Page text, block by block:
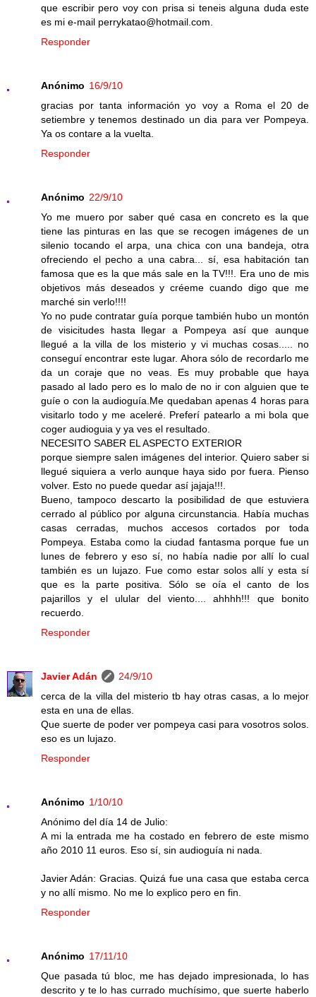
que escribir pero voy con prisa si teneis alguna duda este
es mi e-mail perrykatao@hotmail.com.
Responder
Anónimo 16/9/10
gracias por tanta información yo voy a Roma el 20 de
setiembre y tenemos destinado un dia para ver Pompeya.
Ya os contare a la vuelta.
Responder
Anónimo 22/9/10
Yo me muero por saber qué casa en concreto es la que
tiene las pinturas en las que se recogen imágenes de un
silenio tocando el arpa, una chica con una bandeja, otra
ofreciendo el pecho a una cabra... sí, esa habitación tan
famosa que es la que más sale en la TV!!!. Era uno de mis
objetivos más deseados y créeme cuando digo que me
marché sin verlo!!!!
Yo no pude contratar guía porque también hubo un montón
de visicitudes hasta llegar a Pompeya así que aunque
llegué a la villa de los misterio y vi muchas cosas..... no
conseguí encontrar este lugar. Ahora sólo de recordarlo me
da un coraje que no veas. Es muy probable que haya
pasado al lado pero es lo malo de no ir con alguien que te
guíe o con la audioguía.Me quedaban apenas 4 horas para
visitarlo todo y me aceleré. Preferí patearlo a mi bola que
coger audioguia y ya ves el resultado.
NECESITO SABER EL ASPECTO EXTERIOR
porque siempre salen imágenes del interior. Quiero saber si
llegué siquiera a verlo aunque haya sido por fuera. Pienso
volver. Esto no puede quedar así jajaja!!!.
Bueno, tampoco descarto la posibilidad de que estuviera
cerrado al público por alguna circunstancia. Había muchas
casas cerradas, muchos accesos cortados por toda
Pompeya. Estaba como la ciudad fantasma porque fue un
lunes de febrero y eso sí, no había nadie por allí lo cual
también es un lujazo. Fue como estar solos allí y esta sí
que es la parte positiva. Sólo se oía el canto de los
pajarillos y el ulular del viento.... ahhhh!!! que bonito
recuerdo.
Responder
Javier Adán
24/9/10
cerca de la villa del misterio tb hay otras casas, a lo mejor
esta en una de ellas.
Que suerte de poder ver pompeya casi para vosotros solos.
eso es un lujazo.
Responder
Anónimo 1/10/10
Anónimo del día 14 de Julio:
A mi la entrada me ha costado en febrero de este mismo
año 2010 11 euros. Eso sí, sin audioguía ni nada.
Javier Adán: Gracias. Quizá fue una casa que estaba cerca
y no allí mismo. No me lo explico pero en fin.
Responder
Anónimo 17/11/10
Que pasada tú bloc, me has dejado impresionada, lo has
descrito y te lo has currado muchísimo, que suerte haberlo